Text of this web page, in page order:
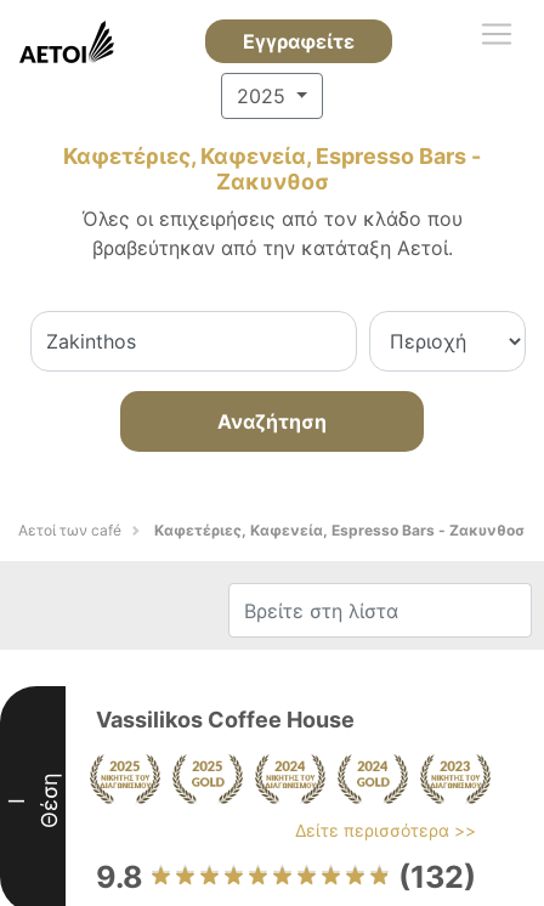
Εγγραφείτε
2025
Καφετέριες, Καφενεία, Espresso Bars -
Ζακυνθοσ
Όλες οι επιχειρήσεις από τον κλάδο που
βραβεύτηκαν από την κατάταξη Αετοί.
Αναζήτηση
Αετοί των café Καφετέριες, Καφενεία, Espresso Bars - Ζακυνθοσ
I Θέση
Vassilikos Coffee House
Δείτε περισσότερα >>
9.8 (132)